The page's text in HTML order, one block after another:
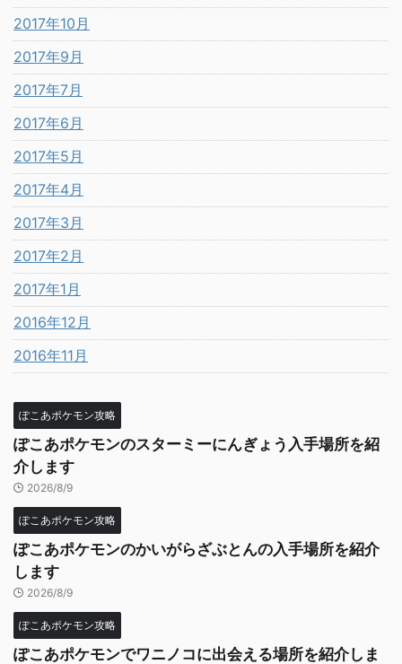
2017年10月
2017年9月
2017年7月
2017年6月
2017年5月
2017年4月
2017年3月
2017年2月
2017年1月
2016年12月
2016年11月
ぽこあポケモン攻略
ぽこあポケモンのスターミーにんぎょう入手場所を紹
介します
2026/8/9
ぽこあポケモン攻略
ぽこあポケモンのかいがらざぶとんの入手場所を紹介
します
2026/8/9
ぽこあポケモン攻略
ぽこあポケモンでワニノコに出会える場所を紹介しま